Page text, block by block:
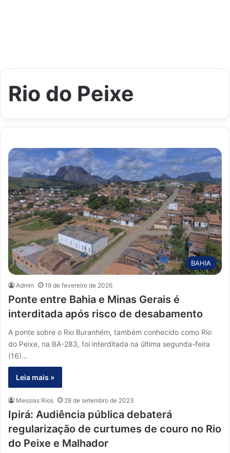
Rio do Peixe
BAHIA
Admin 19 de fevereiro de 2026
Ponte entre Bahia e Minas Gerais é
interditada após risco de desabamento
A ponte sobre o Rio Buranhém, também conhecido como Rio
do Peixe, na BA-283, foi interditada na última segunda-feira
(16)…
Leia mais »
Messias Rios 28 de setembro de 2023
Ipirá: Audiência pública debaterá
regularização de curtumes de couro no Rio
do Peixe e Malhador